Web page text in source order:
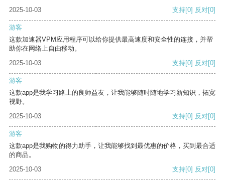
2025-10-03
支持[0] 反对[0]
游客
这款加速器VPM应用程序可以给你提供最高速度和安全性的连接，并帮
助你在网络上自由移动。
2025-10-03
支持[0] 反对[0]
游客
这款app是我学习路上的良师益友，让我能够随时随地学习新知识，拓宽
视野。
2025-10-03
支持[0] 反对[0]
游客
这款app是我购物的得力助手，让我能够找到最优惠的价格，买到最合适
的商品。
2025-10-03
支持[0] 反对[0]